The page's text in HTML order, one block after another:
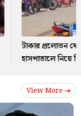
টাকার প্রলোভন
হাসপাতালে নিয়ে
View More